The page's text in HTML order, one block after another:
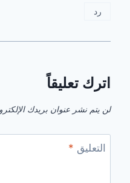
رد
اترك تعليقاً
لن يتم نشر عنوان بريدك
التعليق *